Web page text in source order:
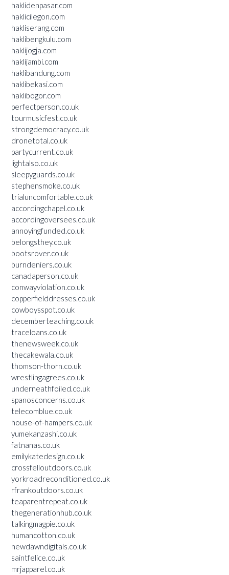
haklidenpasar.com
haklicilegon.com
hakliserang.com
haklibengkulu.com
haklijogja.com
haklijambi.com
haklibandung.com
haklibekasi.com
haklibogor.com
perfectperson.co.uk
tourmusicfest.co.uk
strongdemocracy.co.uk
dronetotal.co.uk
partycurrent.co.uk
lightalso.co.uk
sleepyguards.co.uk
stephensmoke.co.uk
trialuncomfortable.co.uk
accordingchapel.co.uk
accordingoversees.co.uk
annoyingfunded.co.uk
belongsthey.co.uk
bootsrover.co.uk
burndeniers.co.uk
canadaperson.co.uk
conwayviolation.co.uk
copperfielddresses.co.uk
cowboysspot.co.uk
decemberteaching.co.uk
traceloans.co.uk
thenewsweek.co.uk
thecakewala.co.uk
thomson-thorn.co.uk
wrestlingagrees.co.uk
underneathfoiled.co.uk
spanosconcerns.co.uk
telecomblue.co.uk
house-of-hampers.co.uk
yumekanzashi.co.uk
fatnanas.co.uk
emilykatedesign.co.uk
crossfelloutdoors.co.uk
yorkroadreconditioned.co.uk
rfrankoutdoors.co.uk
teaparentrepeat.co.uk
thegenerationhub.co.uk
talkingmagpie.co.uk
humancotton.co.uk
newdawndigitals.co.uk
saintfelice.co.uk
mrjapparel.co.uk